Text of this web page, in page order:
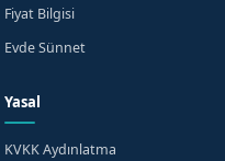
Fiyat Bilgisi
Evde Sünnet
Yasal
KVKK Aydınlatma